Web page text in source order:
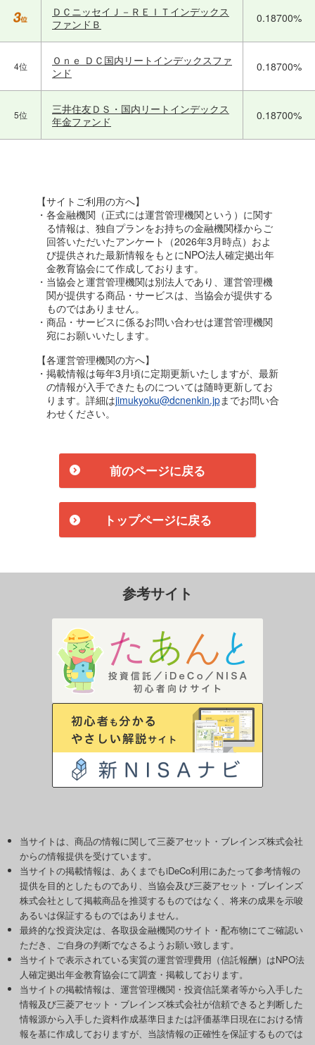
ＤＣニッセイＪ－ＲＥＩＴインデックス
ファンドＢ
0.18700%
4位
Ｏｎｅ ＤＣ国内リートインデックスファ
ンド
0.18700%
5位
三井住友ＤＳ・国内リートインデックス
年金ファンド
0.18700%
【サイトご利用の方へ】
・各金融機関（正式には運営管理機関という）に関す
る情報は、独自プランをお持ちの金融機関様からご
回答いただいたアンケート（2026年3月時点）およ
び提供された最新情報をもとにNPO法人確定拠出年
金教育協会にて作成しております。
・当協会と運営管理機関は別法人であり、運営管理機
関が提供する商品・サービスは、当協会が提供する
ものではありません。
・商品・サービスに係るお問い合わせは運営管理機関
宛にお願いいたします。
【各運営管理機関の方へ】
・掲載情報は毎年3月頃に定期更新いたしますが、最新
の情報が入手できたものについては随時更新してお
ります。詳細はjimukyoku@dcnenkin.jpまでお問い合
わせください。
前のページに戻る
トップページに戻る
参考サイト
当サイトは、商品の情報に関して三菱アセット・ブレインズ株式会社
からの情報提供を受けています。
当サイトの掲載情報は、あくまでもiDeCo利用にあたって参考情報の
提供を目的としたものであり、当協会及び三菱アセット・ブレインズ
株式会社として掲載商品を推奨するものではなく、将来の成果を示唆
あるいは保証するものではありません。
最終的な投資決定は、各取扱金融機関のサイト・配布物にてご確認い
ただき、ご自身の判断でなさるようお願い致します。
当サイトで表示されている実質の運営管理費用（信託報酬）はNPO法
人確定拠出年金教育協会にて調査・掲載しております。
当サイトの掲載情報は、運営管理機関・投資信託業者等から入手した
情報及び三菱アセット・ブレインズ株式会社が信頼できると判断した
情報源から入手した資料作成基準日または評価基準日現在における情
報を基に作成しておりますが、当該情報の正確性を保証するものでは